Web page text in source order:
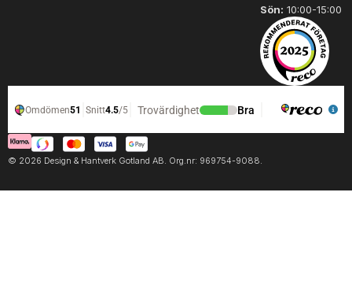
Sön: 10:00-15:00
© 2026 Design & Hantverk Gotland AB. Org.nr: 969754-9088.